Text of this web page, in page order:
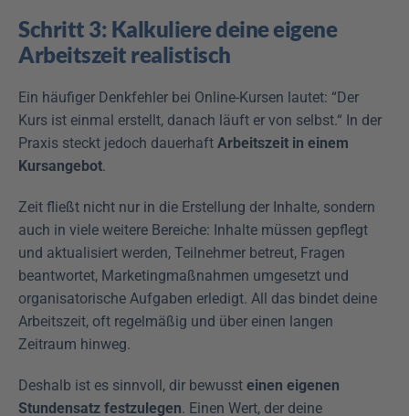
Schritt 3: Kalkuliere deine eigene
Arbeitszeit realistisch
Ein häufiger Denkfehler bei Online-Kursen lautet: “Der
Kurs ist einmal erstellt, danach läuft er von selbst.“ In der
Praxis steckt jedoch dauerhaft Arbeitszeit in einem
Kursangebot.
Zeit fließt nicht nur in die Erstellung der Inhalte, sondern
auch in viele weitere Bereiche: Inhalte müssen gepflegt
und aktualisiert werden, Teilnehmer betreut, Fragen
beantwortet, Marketingmaßnahmen umgesetzt und
organisatorische Aufgaben erledigt. All das bindet deine
Arbeitszeit, oft regelmäßig und über einen langen
Zeitraum hinweg.
Deshalb ist es sinnvoll, dir bewusst einen eigenen
Stundensatz festzulegen. Einen Wert, der deine